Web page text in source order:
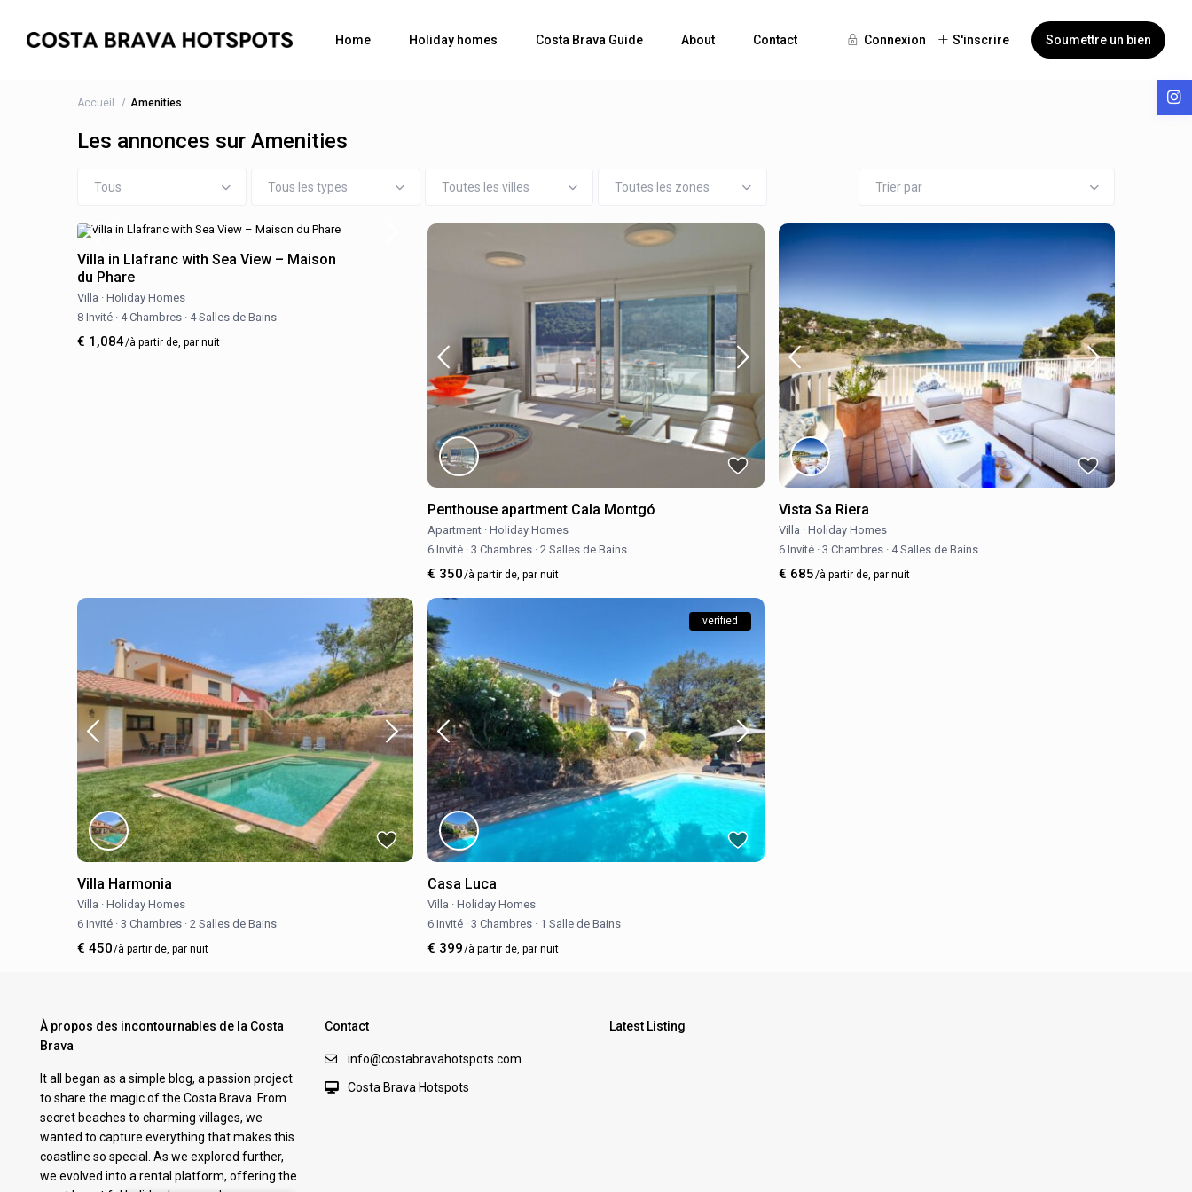
Home Holiday homes Costa Brava Guide About Contact Connexion S'inscrire Soumettre un bien
Accueil Amenities
Les annonces sur Amenities
Tous Tous les types Toutes les villes Toutes les zones Trier par
Villa in Llafranc with Sea View – Maison
du Phare
Villa · Holiday Homes
8 Invité · 4 Chambres · 4 Salles de Bains
€ 1,084/à partir de, par nuit
Penthouse apartment Cala Montgó
Apartment · Holiday Homes
6 Invité · 3 Chambres · 2 Salles de Bains
€ 350/à partir de, par nuit
Vista Sa Riera
Villa · Holiday Homes
6 Invité ·3 Chambres ·4 Salles de Bains
€ 685/à partir de, par nuit
Villa Harmonia
Villa · Holiday Homes
6 Invité · 3 Chambres · 2 Salles de Bains
€ 450/à partir de, par nuit
verified
Casa Luca
Villa · Holiday Homes
6 Invité · 3 Chambres · 1 Salle de Bains
€ 399/à partir de, par nuit
À propos des incontournables de la Costa
Brava
It all began as a simple blog, a passion project
to share the magic of the Costa Brava. From
secret beaches to charming villages, we
wanted to capture everything that makes this
coastline so special. As we explored further,
we evolved into a rental platform, offering the
Contact
info@costabravahotspots.com
Costa Brava Hotspots
Latest Listing